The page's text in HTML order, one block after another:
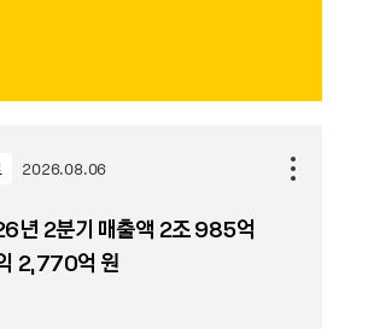
2026.08.06
년 2분기 매출액 2조 985억
2,770억 원